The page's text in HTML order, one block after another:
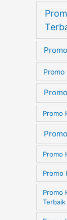
Promo
Promo
Promo
Promo
Terbaik